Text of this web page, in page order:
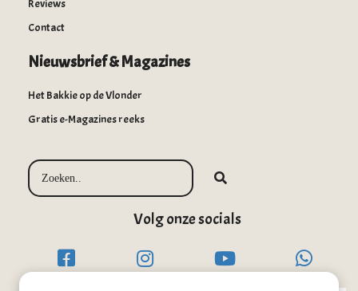
Reviews
Contact
Nieuwsbrief & Magazines
Het Bakkie op de Vlonder
Gratis e-Magazines reeks
Volg onze socials